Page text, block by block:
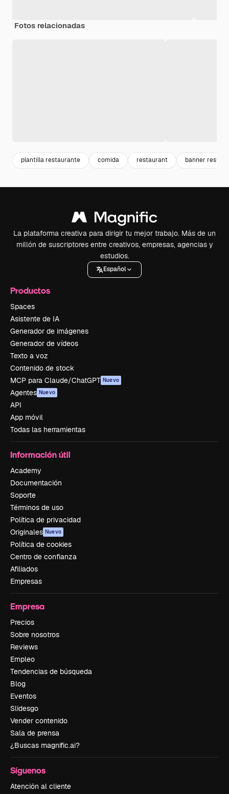
Fotos relacionadas
plantilla restaurante comida restaurant banner
La plataforma creativa para dirigir tu mejor trabajo. Más de un
millón de suscriptores entre creativos, empresas, agencias y
estudios.
Español
Productos
Spaces
Asistente de IA
Generador de imágenes
Generador de vídeos
Texto a voz
Contenido de stock
MCP para Claude/ChatGPT Nuevo
Agentes Nuevo
API
App móvil
Todas las herramientas
Información útil
Academy
Documentación
Soporte
Términos de uso
Política de privacidad
Originales Nuevo
Política de cookies
Centro de confianza
Afiliados
Empresas
Empresa
Precios
Sobre nosotros
Reviews
Empleo
Tendencias de búsqueda
Blog
Eventos
Slidesgo
Vender contenido
Sala de prensa
¿Buscas magnific.ai?
Síguenos
Atención al cliente